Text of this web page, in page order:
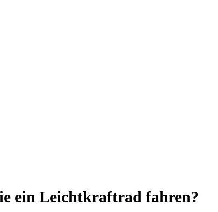
ein Leichtkraftrad fahren?